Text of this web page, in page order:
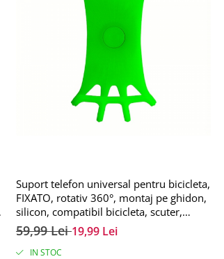
Suport telefon universal pentru bicicleta,
FIXATO, rotativ 360°, montaj pe ghidon,
silicon, compatibil bicicleta, scuter,
carut, trotineta, Verde
59,99 Lei19,99 Lei
IN STOC